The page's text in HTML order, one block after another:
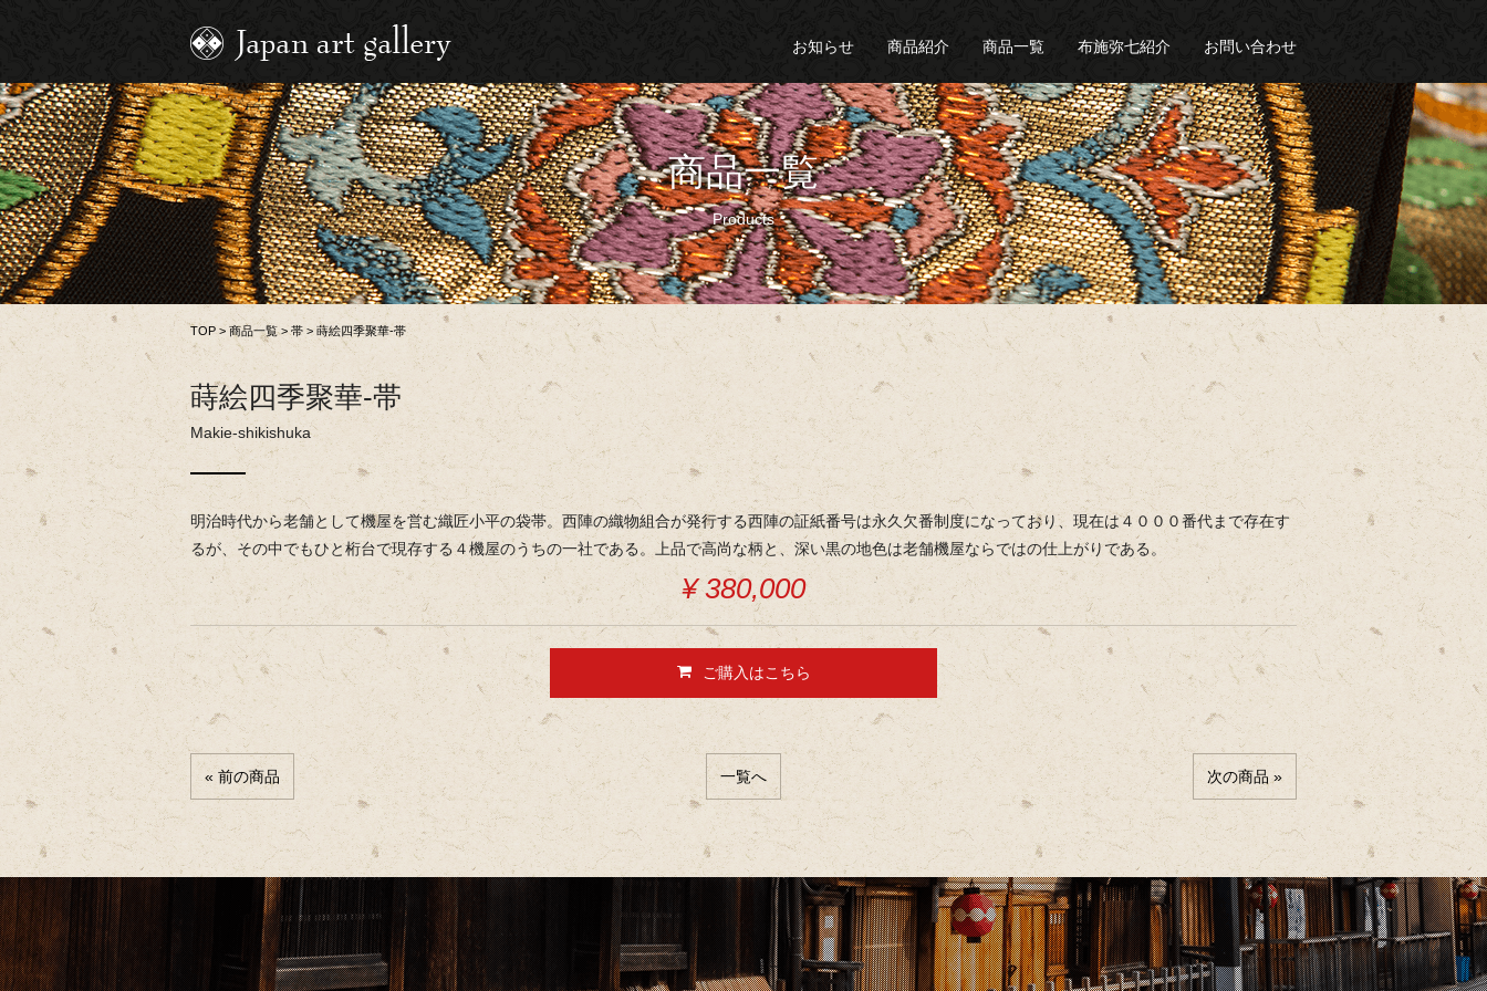
お知らせ 商品紹介 商品一覧 布施弥七紹介 お問い合わせ
商品一覧
Products
TOP > 商品一覧> 帯 > 蒔絵四季聚華-帯
蒔絵四季聚華-帯
Makie-shikishuka
明治時代から老舗として機屋を営む織匠小平の袋帯。西陣の織物組合が発行する西陣の証紙番号は永久欠番制度になっており、現在は４０００番代まで存在す
るが、その中でもひと桁台で現存する４機屋のうちの一社である。上品で高尚な柄と、深い黒の地色は老舗機屋ならではの仕上がりである。
¥ 380,000
ご購入はこちら
« 前の商品 一覧へ 次の商品 »